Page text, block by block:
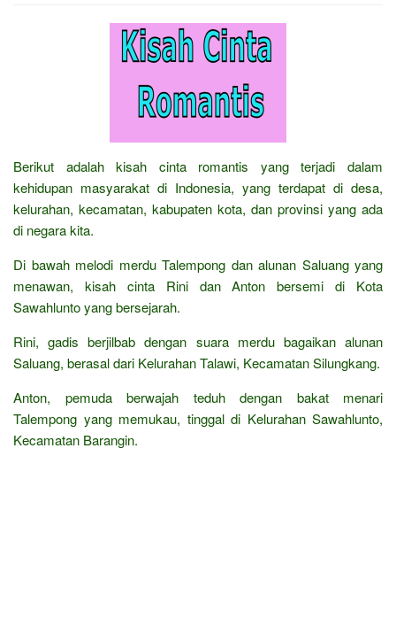
Berikut adalah kisah cinta romantis yang terjadi dalam
kehidupan masyarakat di Indonesia, yang terdapat di desa,
kelurahan, kecamatan, kabupaten kota, dan provinsi yang ada
di negara kita.
Di bawah melodi merdu Talempong dan alunan Saluang yang
menawan, kisah cinta Rini dan Anton bersemi di Kota
Sawahlunto yang bersejarah.
Rini, gadis berjilbab dengan suara merdu bagaikan alunan
Saluang, berasal dari Kelurahan Talawi, Kecamatan Silungkang.
Anton, pemuda berwajah teduh dengan bakat menari
Talempong yang memukau, tinggal di Kelurahan Sawahlunto,
Kecamatan Barangin.